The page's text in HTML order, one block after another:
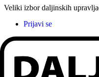
Veliki izbor daljinskih
Prijavi se